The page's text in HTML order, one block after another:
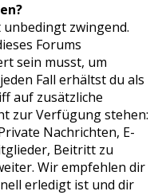
zwingend.
Forums
sein musst, um
Fall erhältst du als
auf zusätzliche
zur Verfügung stehen:
Nachrichten, E-
Beitritt zu
Wir empfehlen dir
erledigt ist und dir